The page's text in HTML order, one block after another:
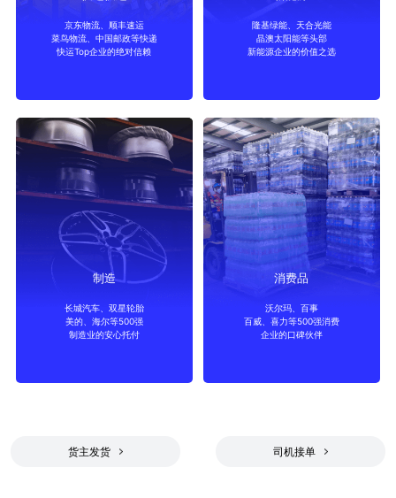
快递快运
京东物流、顺丰速运
菜鸟物流、中国邮政等快递
快运Top企业的绝对信赖
新能源
隆基绿能、天合光能
晶澳太阳能等头部
新能源企业的价值之选
制造
制造
长城汽车、双星轮胎
美的、海尔等500强
制造业的安心托付
消费品
消费品
沃尔玛、百事
百威、喜力等500强消费
企业的口碑伙伴
货主发货 司机接单